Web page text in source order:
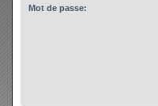
Mot de passe: